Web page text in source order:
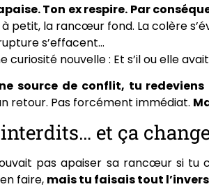
Ton ex respire. Par
petit, la rancœur fond. La colère
s’effacent…
curiosité nouvelle : Et s’il ou elle
source de conflit, tu
retour. Pas forcément immédiat.
et ça
pas apaiser sa rancœur si tu
faire, mais tu faisais tout